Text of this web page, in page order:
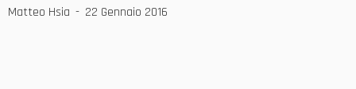
Matteo Hsia 22 Gennaio 2016